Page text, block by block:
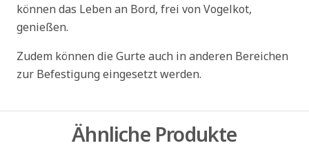
können das Leben an Bord, frei von Vogelkot,
genießen.
Zudem können die Gurte auch in anderen Bereichen
zur Befestigung eingesetzt werden.
Ähnliche Produkte